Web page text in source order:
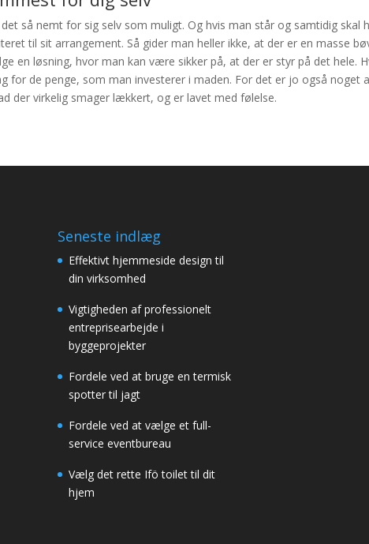
så nemt for sig selv som muligt. Og hvis man står og samtidig skal
til sit arrangement. Så gider man heller ikke, at der er en masse
en løsning, hvor man kan være sikker på, at der er styr på det hele.
for de penge, som man investerer i maden. For det er jo også noget
der virkelig smager lækkert, og er lavet med følelse.
Seneste indlæg
Effektivt hjemmeside design til
din virksomhed
Vigtigheden af professionelt
entreprisearbejde i
byggeprojekter
Fordele ved at bruge en termisk
spotter til jagt
Fordele ved at vælge et full-
service eventbureau
Vælg det rette Ifö toilet til dit
hjem